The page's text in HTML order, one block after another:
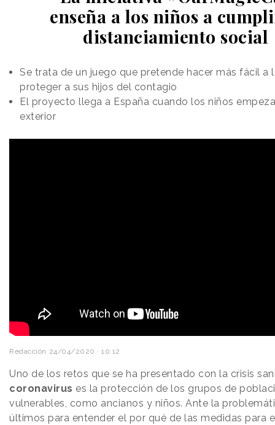
enseña a los niños a
distanciamiento social
Se trata de un juego que pretende hacer más fácil a
proteger a sus hijos del contagio
El proyecto llega a España cuando los niños
exterior
Redacción 24/04/2020 · 10:12
Uno de los retos que se ha presentado con la crisis
coronavirus es la protección de los grupos de
vulnerables, como ancianos y niños. Ante la
últimos para entender el por qué de las medidas para